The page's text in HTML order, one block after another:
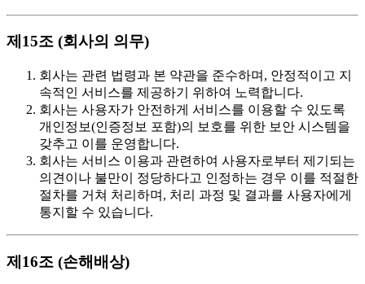
제15조 (회사의 의무)
회사는 관련 법령과 본 약관을 준수하며, 안정적이고 지
속적인 서비스를 제공하기 위하여 노력합니다.
회사는 사용자가 안전하게 서비스를 이용할 수 있도록
개인정보(인증정보 포함)의 보호를 위한 보안 시스템을
갖추고 이를 운영합니다.
회사는 서비스 이용과 관련하여 사용자로부터 제기되는
의견이나 불만이 정당하다고 인정하는 경우 이를 적절한
절차를 거쳐 처리하며, 처리 과정 및 결과를 사용자에게
통지할 수 있습니다.
제16조 (손해배상)